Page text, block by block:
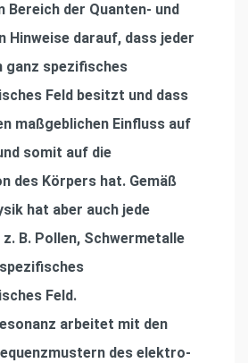
Bereich der Quanten- und
Hinweise darauf, dass jeder
ganz speziﬁsches
Feld besitzt und dass
maßgeblichen Einﬂuss auf
somit auf die
des Körpers hat. Gemäß
hat aber auch jede
B. Pollen, Schwermetalle
Feld.
arbeitet mit den
des elektro-